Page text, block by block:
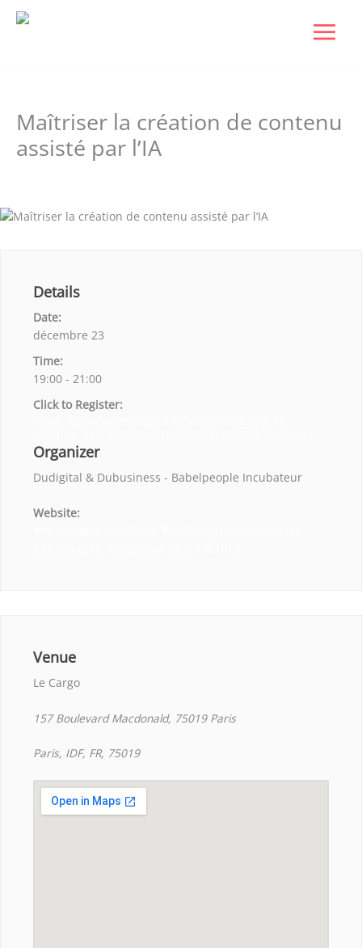
Aller
Maîtriser la création de contenu
assisté par l’IA
Details
Date:
décembre 23
Time:
19:00 - 21:00
Click to Register:
Organizer
Dudigital & Dubusiness - Babelpeople Incubateur
Website:
Venue
Le Cargo
157 Boulevard Macdonald, 75019 Paris
Paris, IDF, FR, 75019